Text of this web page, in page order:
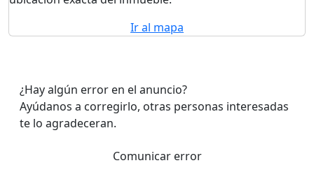
Ir al mapa
¿Hay algún error en el anuncio?
Ayúdanos a corregirlo, otras personas interesadas
te lo agradeceran.
Comunicar error